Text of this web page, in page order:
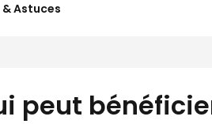
Astuces
peut